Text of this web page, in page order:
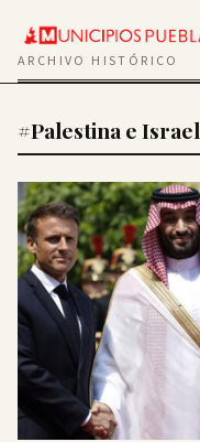
ARCHIVO HISTÓRICO
#Palestina e Israel